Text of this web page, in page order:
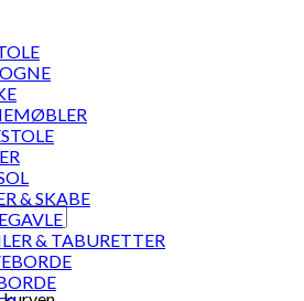
& SKABE
& TABURETTER